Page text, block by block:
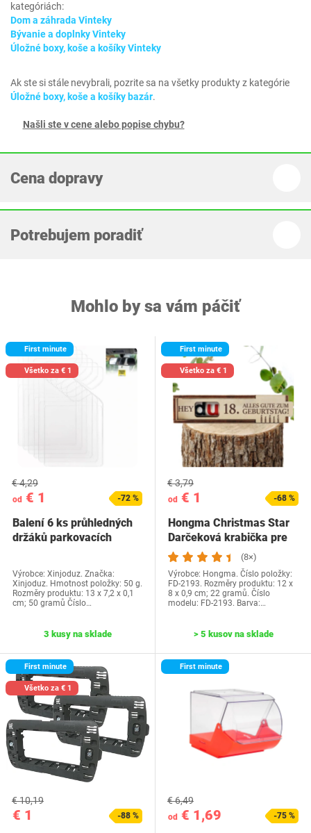
kategóriách:
Dom a záhrada Vinteky
Bývanie a doplnky Vinteky
Úložné boxy, koše a košíky Vinteky
Ak ste si stále nevybrali, pozrite sa na všetky produkty z kategórie
Úložné boxy, koše a košíky bazár.
Našli ste v cene alebo popise chybu?
Cena dopravy
Potrebujem poradiť
Mohlo by sa vám páčiť
First minute
Všetko za € 1
od € 1
€ 4,29
-72 %
Balení 6 ks průhledných
držáků parkovacích
Výrobce: Xinjoduz. Značka:
Xinjoduz. Hmotnost položky: 50 g.
Rozměry produktu: 13 x 7,2 x 0,1
cm; 50 gramů Číslo…
3 kusy na sklade
First minute
Všetko za € 1
od € 1
€ 3,79
-68 %
Hongma Christmas Star
Darčeková krabička pre
Duplo…
(8×)
Výrobce: Hongma. Číslo položky:
FD-2193. Rozměry produktu: 12 x
8 x 0,9 cm; 22 gramů. Číslo
modelu: FD-2193. Barva:…
> 5 kusov na sklade
First minute
Všetko za € 1
€ 1
€ 10,19
-88 %
First minute
od € 1,69
€ 6,49
-75 %